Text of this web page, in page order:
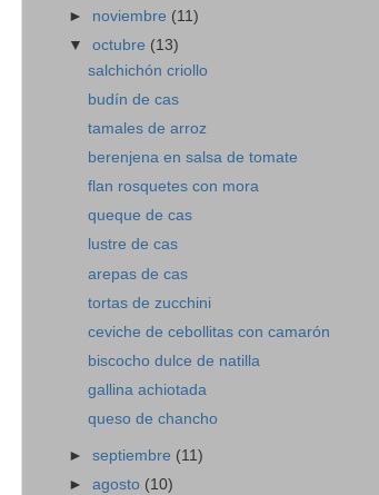
► noviembre (11)
▼octubre (13)
salchichón criollo
budín de cas
tamales de arroz
berenjena en salsa de tomate
flan rosquetes con mora
queque de cas
lustre de cas
arepas de cas
tortas de zucchini
ceviche de cebollitas con camarón
biscocho dulce de natilla
gallina achiotada
queso de chancho
►septiembre (11)
►agosto (10)